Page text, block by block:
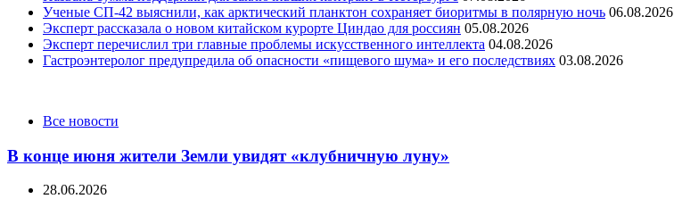
Ученые СП-42 выяснили, как арктический планктон сохраняет биоритмы в полярную ночь 06.08.2026
Эксперт рассказала о новом китайском курорте Циндао для россиян 05.08.2026
Эксперт перечислил три главные проблемы искусственного интеллекта 04.08.2026
Гастроэнтеролог предупредила об опасности «пищевого шума» и его последствиях 03.08.2026
CategoriesВсе новости
В конце июня жители Земли увидят «клубничную луну»
28.06.2026